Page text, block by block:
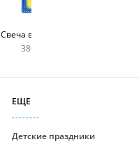
Свеча в виде цифры
380 руб шт
ЕЩЕ
Детские праздники